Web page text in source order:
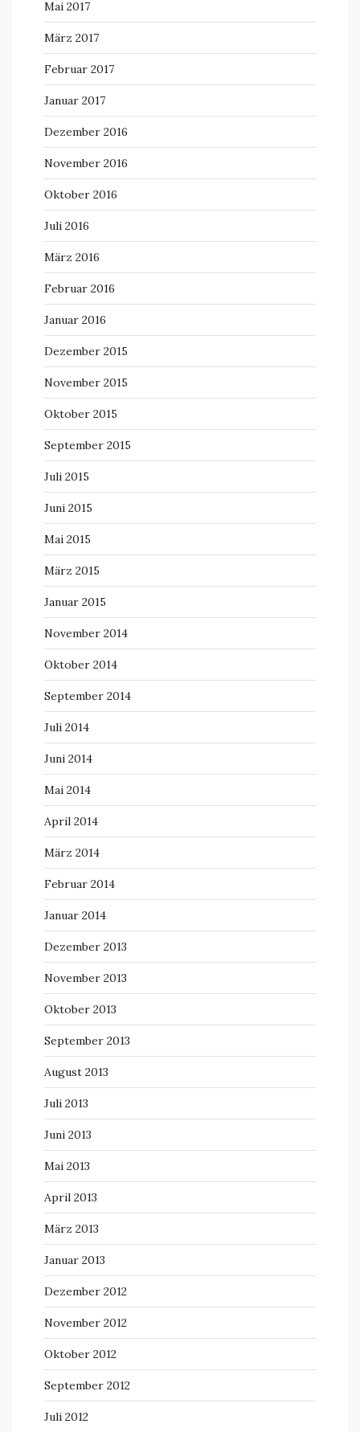
Mai 2017
März 2017
Februar 2017
Januar 2017
Dezember 2016
November 2016
Oktober 2016
Juli 2016
März 2016
Februar 2016
Januar 2016
Dezember 2015
November 2015
Oktober 2015
September 2015
Juli 2015
Juni 2015
Mai 2015
März 2015
Januar 2015
November 2014
Oktober 2014
September 2014
Juli 2014
Juni 2014
Mai 2014
April 2014
März 2014
Februar 2014
Januar 2014
Dezember 2013
November 2013
Oktober 2013
September 2013
August 2013
Juli 2013
Juni 2013
Mai 2013
April 2013
März 2013
Januar 2013
Dezember 2012
November 2012
Oktober 2012
September 2012
Juli 2012